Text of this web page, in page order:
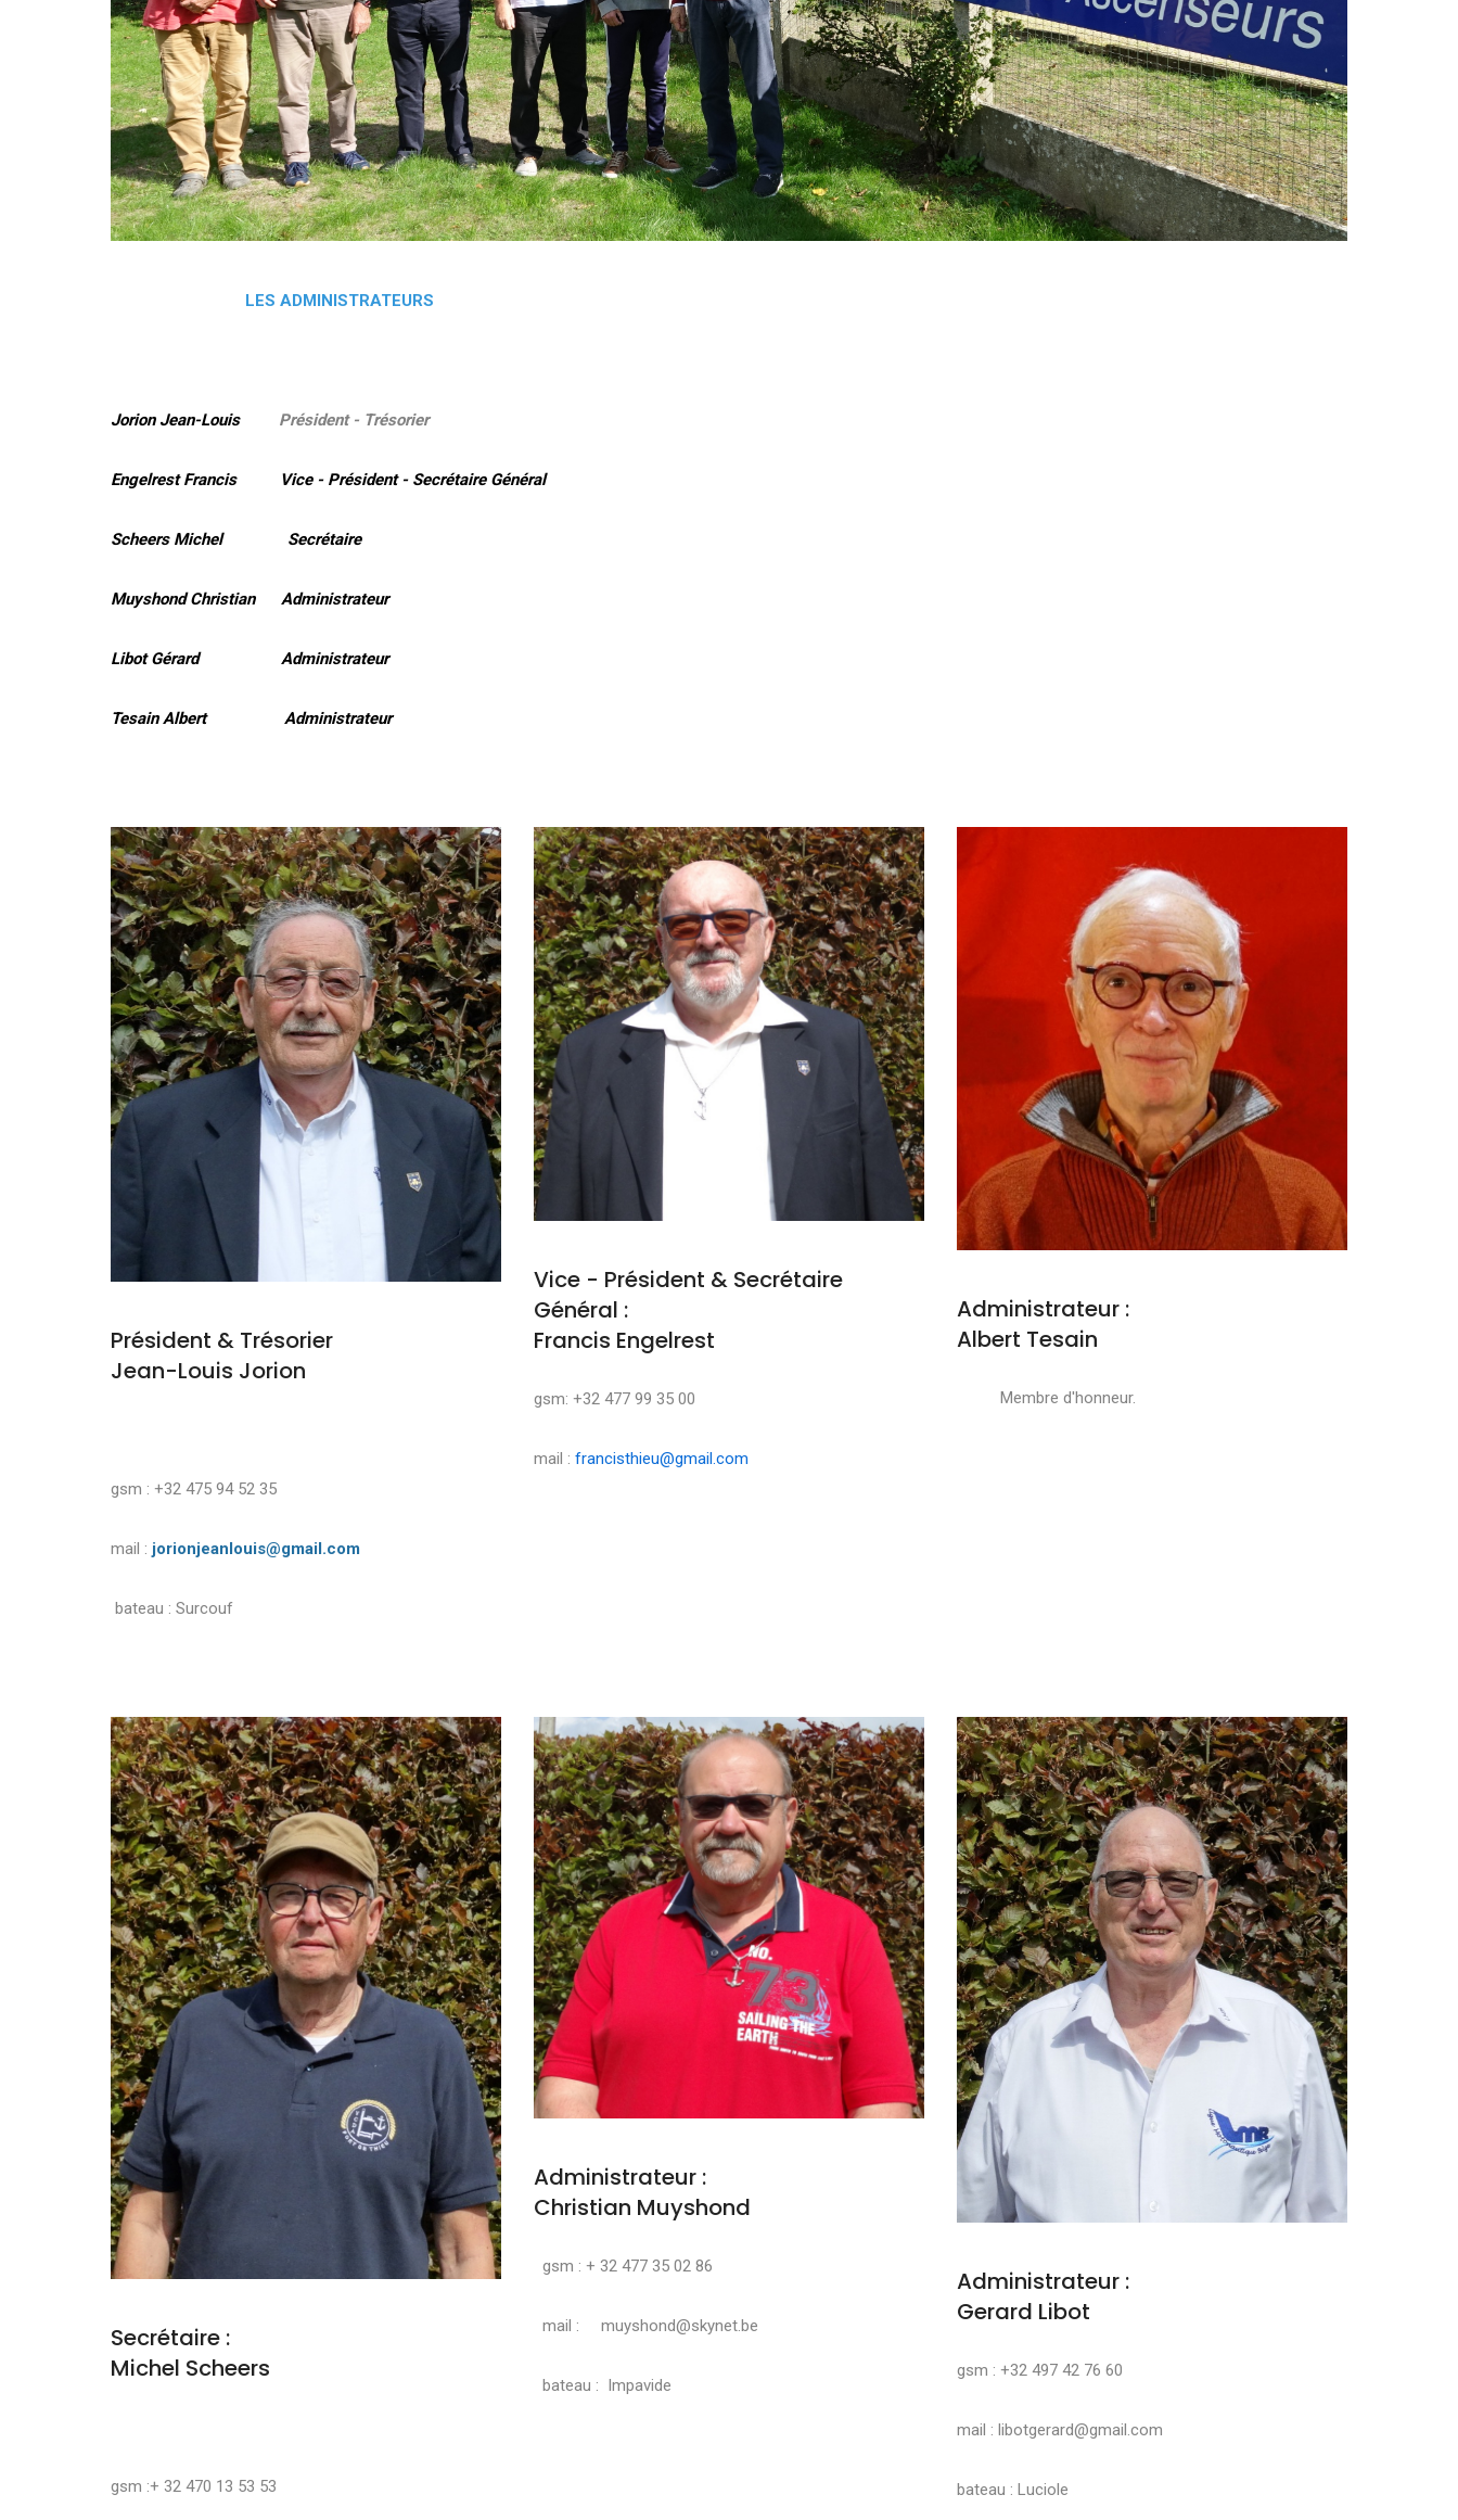
LES ADMINISTRATEURS
Jorion Jean-Louis Président - Trésorier
Engelrest Francis Vice - Président - Secrétaire Général
Scheers Michel Secrétaire
Muyshond Christian Administrateur
Libot Gérard Administrateur
Tesain Albert Administrateur
Président & Trésorier
Jean-Louis Jorion
gsm : +32 475 94 52 35
mail : jorionjeanlouis@gmail.com
bateau : Surcouf
Vice - Président & Secrétaire
Général :
Francis Engelrest
gsm: +32 477 99 35 00
mail : francisthieu@gmail.com
Administrateur :
Albert Tesain
Membre d'honneur.
Secrétaire :
Michel Scheers
gsm :+ 32 470 13 53 53
Administrateur :
Christian Muyshond
gsm : + 32 477 35 02 86
mail : muyshond@skynet.be
bateau : Impavide
Administrateur :
Gerard Libot
gsm : +32 497 42 76 60
mail : libotgerard@gmail.com
bateau : Luciole